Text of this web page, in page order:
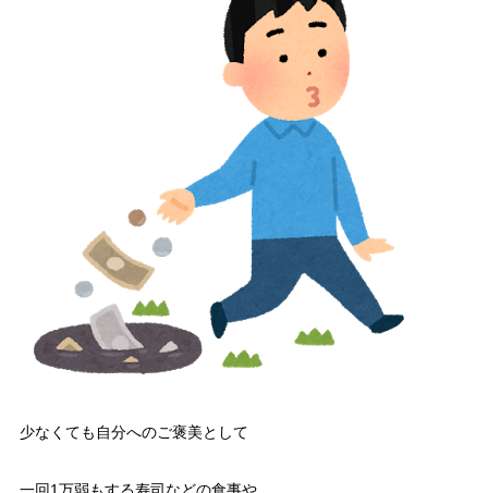
少なくても自分へのご褒美として